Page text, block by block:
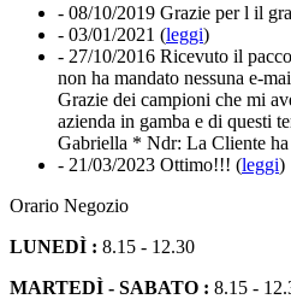
- 08/10/2019 Grazie per l il
- 03/01/2021 (leggi)
- 27/10/2016 Ricevuto il
non ha mandato nessuna e-
Grazie dei campioni che mi
azienda in gamba e di questi
Gabriella * Ndr: La Cliente
- 21/03/2023 Ottimo!!! (leggi)
Orario Negozio
LUNEDÌ : 8.15 - 12.30
MARTEDÌ - SABATO : 8.15 -